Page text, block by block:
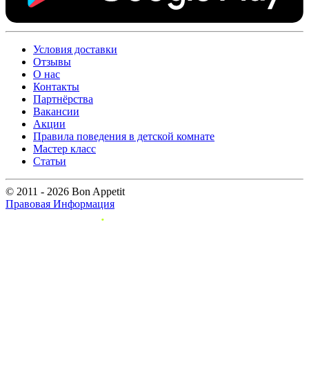
Условия доставки
Отзывы
О нас
Контакты
Партнёрства
Вакансии
Акции
Правила поведения в детской комнате
Мастер класс
Статьи
© 2011 - 2026 Bon Appetit
Правовая Информация